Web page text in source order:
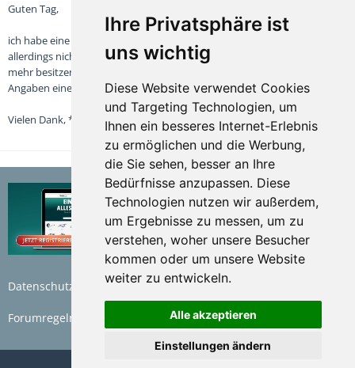
Ihre Privatsphäre ist
uns wichtig
Diese Website verwendet Cookies
und Targeting Technologien, um
Ihnen ein besseres Internet-Erlebnis
zu ermöglichen und die Werbung,
die Sie sehen, besser an Ihre
Bedürfnisse anzupassen. Diese
Technologien nutzen wir außerdem,
um Ergebnisse zu messen, um zu
verstehen, woher unsere Besucher
kommen oder um unsere Website
weiter zu entwickeln.
Alle akzeptieren
Einstellungen ändern
Guten Tag,
ich habe eine Jolle mit dazugehörigem (älterem) Bootstrailer gekauft, der
allerdings nicht mehr zugelassen ist bzw. von dem wir keine Papiere
mehr besitzen. Ist es möglich, dass sie mir gegen Vorlage einiger
Angaben einen Fahrzeugbrief ausstellen?
Vielen Dank, ***
Datenschutzerklärung Nutzungsbedingungen
Forumregeln